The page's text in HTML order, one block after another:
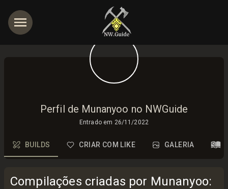
Perfil de Munanyoo no NWGuide
Entrado em 26/11/2022
BUILDS CRIAR COM LIKE GALERIA
Compilações criadas por Munanyoo: